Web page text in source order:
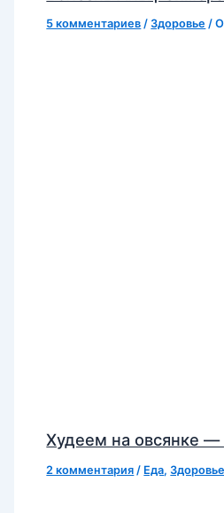
5 комментариев /Здоровье /
Худеем на овсянке
2 комментария / Еда,Здоровье